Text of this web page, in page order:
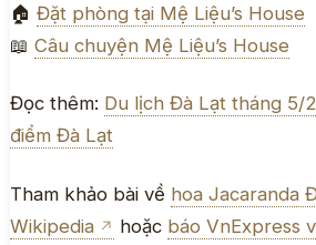
🏠 Đặt phòng tại Mệ Liệu’s House
📖 Câu chuyện Mệ Liệu’s House
Đọc thêm: Du lịch Đà Lạt tháng 5/
điểm Đà Lạt
Tham khảo bài về hoa Jacaranda
Wikipedia
hoặc báo VnExpress